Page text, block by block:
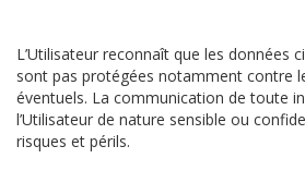
L’Utilisateur reconnaît que les données
sont pas protégées notamment contre
éventuels. La communication de toute
l’Utilisateur de nature sensible ou
risques et périls.